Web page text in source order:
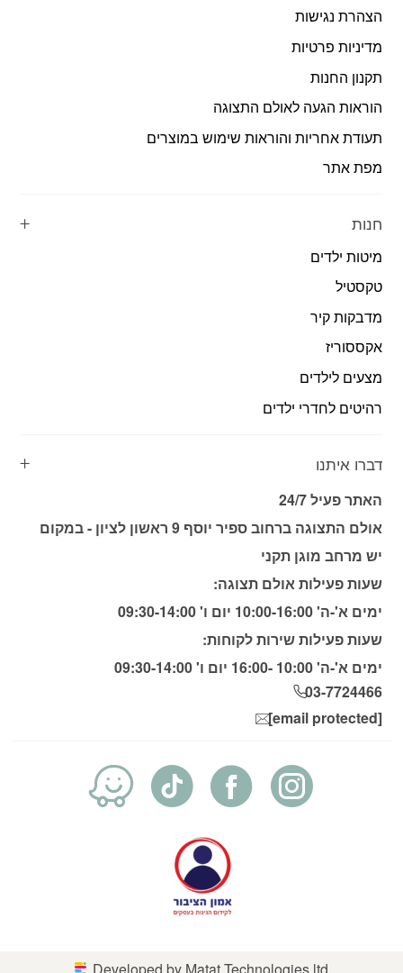
הצהרת נגישות
מדיניות פרטיות
תקנון החנות
הוראות הגעה לאולם התצוגה
תעודת אחריות והוראות שימוש במוצרים
מפת אתר
חנות
מיטות ילדים
טקסטיל
מדבקות קיר
אקססוריז
מצעים לילדים
רהיטים לחדרי ילדים
דברו איתנו
האתר פעיל 24/7
אולם התצוגה ברחוב ספיר יוסף 9 ראשון לציון - במקום
יש מרחב מוגן תקני
שעות פעילות אולם תצוגה:
ימים א'-ה' 10:00-16:00 יום ו' 09:30-14:00
שעות פעילות שירות לקוחות:
ימים א'-ה' 10:00 -16:00 יום ו' 09:30-14:00
03-7724466
[email protected]
Developed by Matat Technologies ltd